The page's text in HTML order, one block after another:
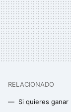
RELACIONADO